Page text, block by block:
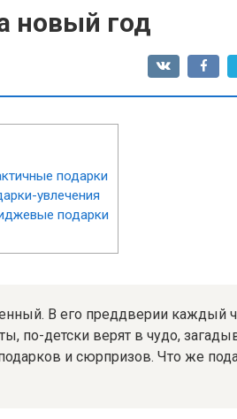
новый год
подарки
увлечения
подарки
В его преддверии каждый
по-детски верят в чудо,
и сюрпризов. Что же